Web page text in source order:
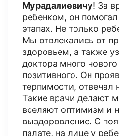
Мурадалиевичу! За
ребенком, он
этапах. Не только
Мы отвлекались от
здоровьем, а также
доктора много нового
позитивного. Он
терпимости, отвечал
Такие врачи делают
вселяют оптимизм и
выздоровление. С
палате, на лице у